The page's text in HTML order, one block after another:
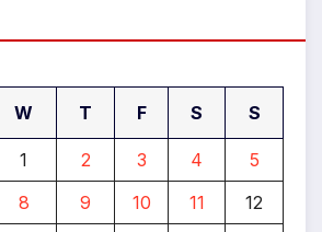
W T F S S
1 2 3 4
5
8 9 10 11
12